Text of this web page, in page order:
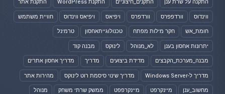
התקנה על שרת ענן התקנים_חיצוניים התקנת WordPress התקנת אתר
ווינדוס וורדפפרס וורדפרס ויפיאס ויפיאס ווינדוס חוויית משתמש
חומת_אש חקר מילות מפתח טכנולוגייתאחסון טרמינל
יתרונות אחסון בענן לא_מנוהל לינוקס מבנה קוד
מבנה_מערכת_הקבצים מדידת ביצועים מדריך מדריך אחסון אתרים
מדריך ל-Windows Server מדריך שינוי סיסמת רוט לינוקס מהירות אתר
מחשוב_ענן מיינקרפט מיינקרפפט ממשק שרתי משחק מנוהל